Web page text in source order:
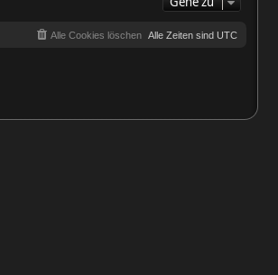
Alle Zeiten sind UTC
Alle Cookies löschen